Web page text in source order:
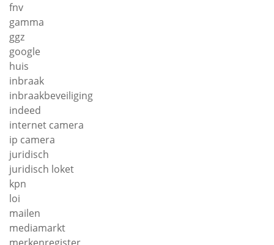
fnv
gamma
ggz
google
huis
inbraak
inbraakbeveiliging
indeed
internet camera
ip camera
juridisch
juridisch loket
kpn
loi
mailen
mediamarkt